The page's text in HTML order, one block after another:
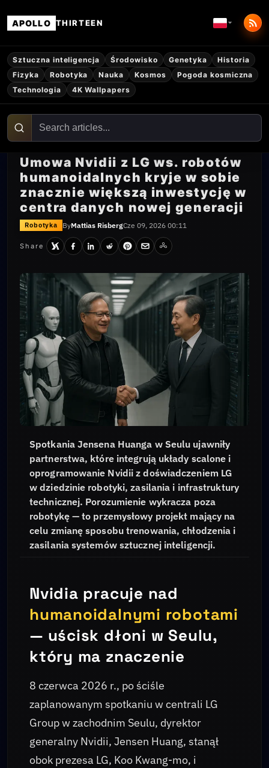
APOLLO THIRTEEN
Sztuczna inteligencja Środowisko Genetyka
Historia
Fizyka
Robotyka Nauka Kosmos
Pogoda kosmiczna
Technologia
4K Wallpapers
Umowa Nvidii z LG ws. robotów
humanoidalnych kryje w sobie
znacznie większą inwestycję w
centra danych nowej generacji
Robotyka ByMattias RisbergCze 09, 2026 00:11
Share
Spotkania Jensena Huanga w Seulu ujawniły
partnerstwa, które integrują układy scalone i
oprogramowanie Nvidii z doświadczeniem LG
w dziedzinie robotyki, zasilania i infrastruktury
technicznej. Porozumienie wykracza poza
robotykę — to przemysłowy projekt mający na
celu zmianę sposobu trenowania, chłodzenia i
zasilania systemów sztucznej inteligencji.
Nvidia pracuje nad
humanoidalnymi robotami
— uścisk dłoni w Seulu,
który ma znaczenie
8 czerwca 2026 r., po ściśle
zaplanowanym spotkaniu w centrali LG
Group w zachodnim Seulu, dyrektor
generalny Nvidii, Jensen Huang, stanął
obok prezesa LG, Koo Kwang-mo, i